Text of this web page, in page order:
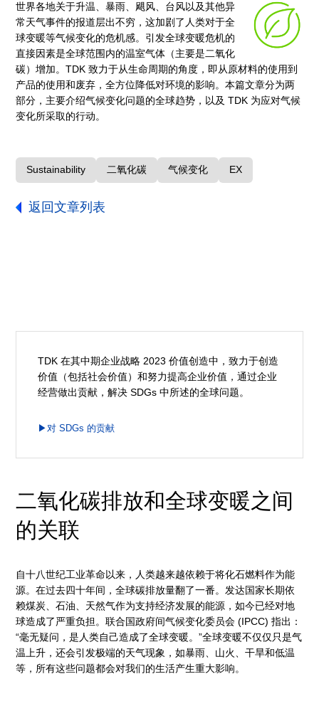
世界各地关于升温、暴雨、飓风、台风以及其他异
常天气事件的报道层出不穷，这加剧了人类对于全
球变暖等气候变化的危机感。引发全球变暖危机的
直接因素是全球范围内的温室气体（主要是二氧化
碳）增加。TDK 致力于从生命周期的角度，即从原材料的使用到
产品的使用和废弃，全方位降低对环境的影响。本篇文章分为两
部分，主要介绍气候变化问题的全球趋势，以及 TDK 为应对气候
变化所采取的行动。
Sustainability 二氧化碳 气候变化 EX
返回文章列表
TDK 在其中期企业战略 2023 价值创造中，致力于创造
价值（包括社会价值）和努力提高企业价值，通过企业
经营做出贡献，解决 SDGs 中所述的全球问题。
▶对 SDGs 的贡献
二氧化碳排放和全球变暖之间
的关联
自十八世纪工业革命以来，人类越来越依赖于将化石燃料作为能
源。在过去四十年间，全球碳排放量翻了一番。发达国家长期依
赖煤炭、石油、天然气作为支持经济发展的能源，如今已经对地
球造成了严重负担。联合国政府间气候变化委员会 (IPCC) 指出：
“毫无疑问，是人类自己造成了全球变暖。”全球变暖不仅仅只是气
温上升，还会引发极端的天气现象，如暴雨、山火、干旱和低温
等，所有这些问题都会对我们的生活产生重大影响。